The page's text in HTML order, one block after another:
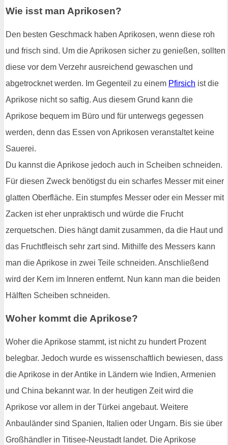
Wie isst man Aprikosen?
Den besten Geschmack haben Aprikosen, wenn diese roh
und frisch sind. Um die Aprikosen sicher zu genießen, sollten
diese vor dem Verzehr ausreichend gewaschen und
abgetrocknet werden. Im Gegenteil zu einem Pfirsich ist die
Aprikose nicht so saftig. Aus diesem Grund kann die
Aprikose bequem im Büro und für unterwegs gegessen
werden, denn das Essen von Aprikosen veranstaltet keine
Sauerei.
Du kannst die Aprikose jedoch auch in Scheiben schneiden.
Für diesen Zweck benötigst du ein scharfes Messer mit einer
glatten Oberfläche. Ein stumpfes Messer oder ein Messer mit
Zacken ist eher unpraktisch und würde die Frucht
zerquetschen. Dies hängt damit zusammen, da die Haut und
das Fruchtfleisch sehr zart sind. Mithilfe des Messers kann
man die Aprikose in zwei Teile schneiden. Anschließend
wird der Kern im Inneren entfernt. Nun kann man die beiden
Hälften Scheiben schneiden.
Woher kommt die Aprikose?
Woher die Aprikose stammt, ist nicht zu hundert Prozent
belegbar. Jedoch wurde es wissenschaftlich bewiesen, dass
die Aprikose in der Antike in Ländern wie Indien, Armenien
und China bekannt war. In der heutigen Zeit wird die
Aprikose vor allem in der Türkei angebaut. Weitere
Anbauländer sind Spanien, Italien oder Ungarn. Bis sie über
Großhändler in Titisee-Neustadt landet. Die Aprikose